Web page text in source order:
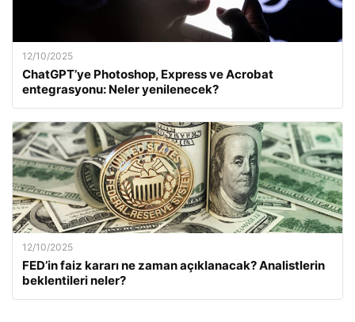
12/10/2025
ChatGPT’ye Photoshop, Express ve Acrobat
entegrasyonu: Neler yenilenecek?
12/10/2025
FED’in faiz kararı ne zaman açıklanacak? Analistlerin
beklentileri neler?